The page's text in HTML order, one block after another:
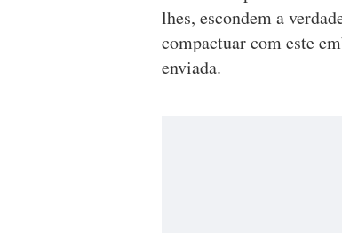
lhes, escondem a
compactuar com este
enviada.